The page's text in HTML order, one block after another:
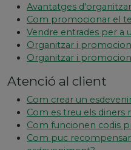
Avantatges
Com promocionar el
Vendre entrades per a
Organitzar i
Organitzar i
Atenció al client
Com crear un
Com es treu els diners
Com funcionen codis
Com puc